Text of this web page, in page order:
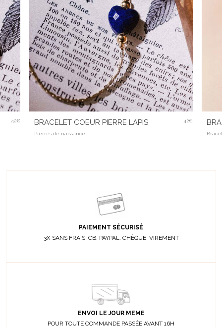
42€ BRACELET COEUR PIERRE LAPIS
Pierres de naissance
42€
PAIEMENT SÉCURISÉ
3X SANS FRAIS, CB, PAYPAL, CHÈQUE, VIREMENT
ENVOI LE JOUR MEME
POUR TOUTE COMMANDE PASSÉE AVANT 16H